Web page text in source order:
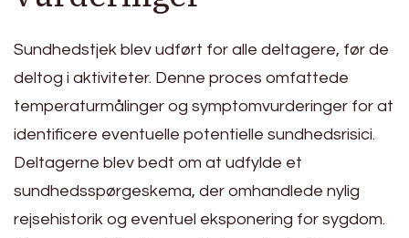
Sundhedstjek blev udført for alle deltagere, før de
deltog i aktiviteter. Denne proces omfattede
temperaturmålinger og symptomvurderinger for at
identificere eventuelle potentielle sundhedsrisici.
Deltagerne blev bedt om at udfylde et
sundhedsspørgeskema, der omhandlede nylig
rejsehistorik og eventuel eksponering for sygdom.